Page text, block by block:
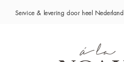
Service & levering door heel